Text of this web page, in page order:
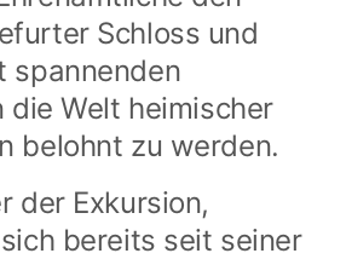
Schloss und
spannenden
die Welt heimischer
belohnt zu werden.
der Exkursion,
bereits seit seiner